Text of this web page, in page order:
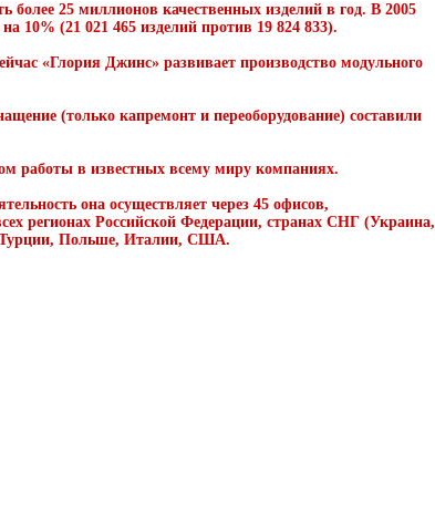
25 миллионов качественных изделий в год. В 2005
10% (21 021 465 изделий против 19 824 833).
«Глория Джинс» развивает производство модульного
(только капремонт и переоборудование) составили
работы в известных всему миру компаниях.
она осуществляет через 45 офисов,
регионах Российской Федерации, странах СНГ (Украина,
Турции, Польше, Италии, США.